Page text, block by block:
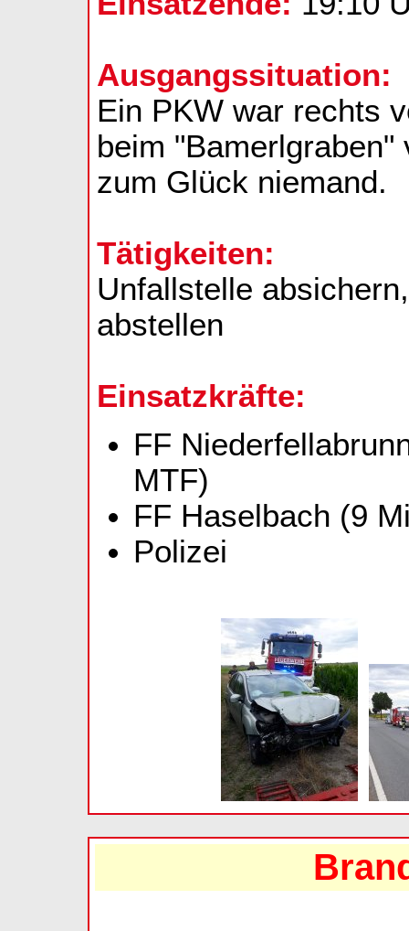
Ausgangssituation:
Ein PKW war rechts
beim
zum Glück niemand.
Tätigkeiten:
Unfallstelle
abstellen
Einsatzkräfte:
FF
MTF)
FF Haselbach (9
Polizei